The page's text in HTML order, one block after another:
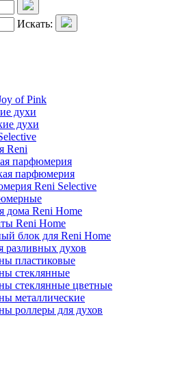
Искать:
of Pink
духи
духи
Reni
парфюмерия
парфюмерия
Reni Selective
дома Reni Home
Reni Home
блок для Reni Home
разливных духов
пластиковые
стеклянные
стеклянные цветные
металлические
роллеры для духов